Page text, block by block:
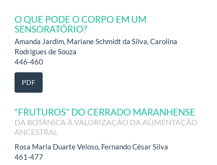
O QUE PODE O CORPO EM UM
SENSORATÓRIO?
Amanda Jardim, Mariane Schmidt da Silva, Carolina
Rodrigues de Souza
446-460
PDF
“FRUTUROS” DO CERRADO MARANHENSE
DA BOTÂNICA À VALORIZAÇÃO DA ALIMENTAÇÃO
ANCESTRAL
Rosa Maria Duarte Veloso, Fernando César Silva
461-477